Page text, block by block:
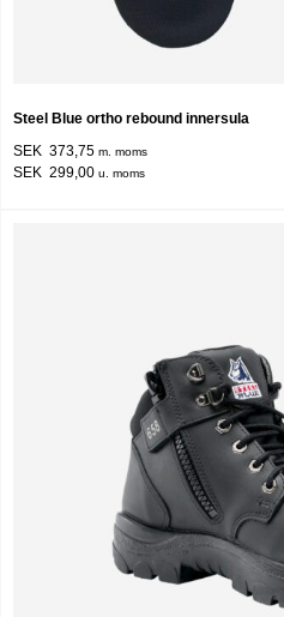
Steel Blue ortho rebound innersula
SEK 373,75 m. moms
SEK 299,00 u. moms